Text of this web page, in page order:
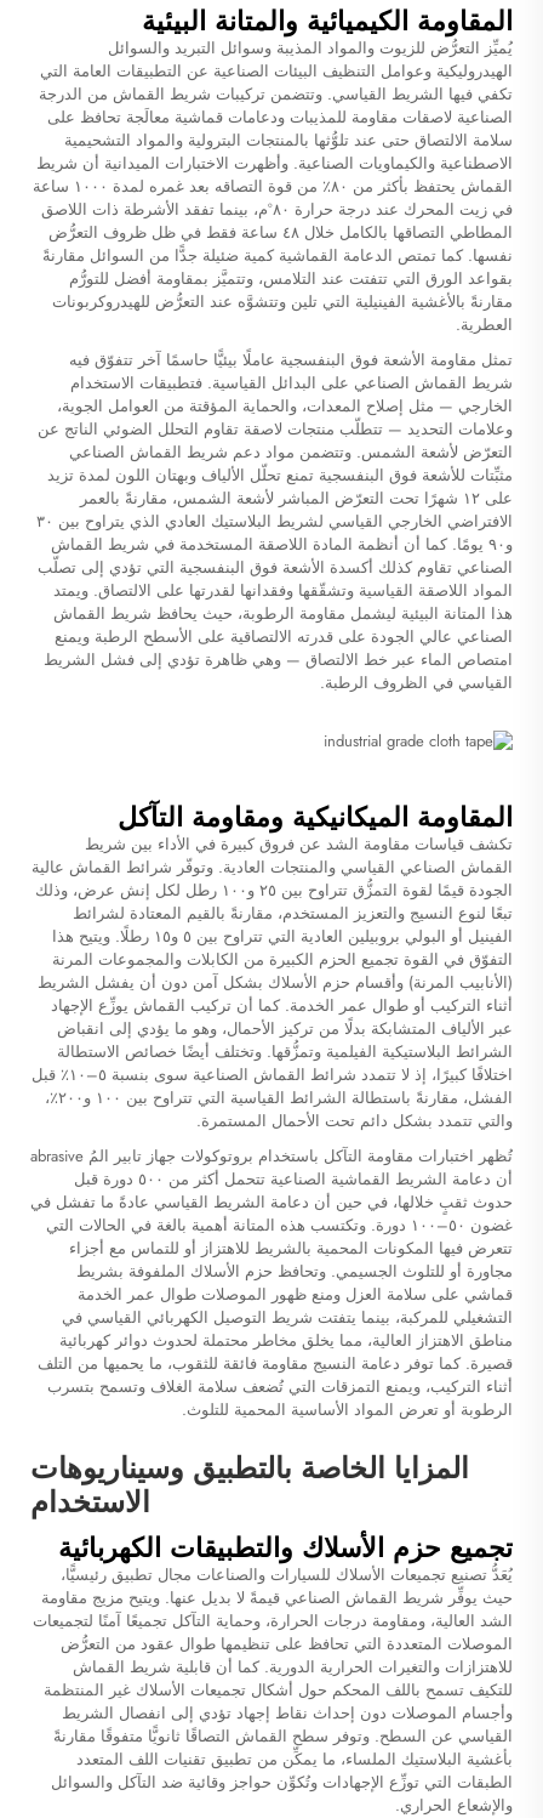
المقاومة الكيميائية والمتانة البيئية
يُميِّز التعرُّض للزيوت والمواد المذيبة وسوائل التبريد والسوائل
الهيدروليكية وعوامل التنظيف البيئات الصناعية عن التطبيقات العامة التي
تكفي فيها الشريط القياسي. وتتضمن تركيبات شريط القماش من الدرجة
الصناعية لاصقات مقاومة للمذيبات ودعامات قماشية معالَجة تحافظ على
سلامة الالتصاق حتى عند تلوُّثها بالمنتجات البترولية والمواد التشحيمية
الاصطناعية والكيماويات الصناعية. وأظهرت الاختبارات الميدانية أن شريط
القماش يحتفظ بأكثر من ٨٠٪ من قوة التصاقه بعد غمره لمدة ١٠٠٠ ساعة
في زيت المحرك عند درجة حرارة ٨٠°م، بينما تفقد الأشرطة ذات اللاصق
المطاطي التصاقها بالكامل خلال ٤٨ ساعة فقط في ظل ظروف التعرُّض
نفسها. كما تمتص الدعامة القماشية كمية ضئيلة جدًّا من السوائل مقارنةً
بقواعد الورق التي تتفتت عند التلامس، وتتميَّز بمقاومة أفضل للتورُّم
مقارنةً بالأغشية الفينيلية التي تلين وتتشوَّه عند التعرُّض للهيدروكربونات
العطرية.
تمثل مقاومة الأشعة فوق البنفسجية عاملًا بيئيًّا حاسمًا آخر تتفوّق فيه
شريط القماش الصناعي على البدائل القياسية. فتطبيقات الاستخدام
الخارجي — مثل إصلاح المعدات، والحماية المؤقتة من العوامل الجوية،
وعلامات التحديد — تتطلّب منتجات لاصقة تقاوم التحلل الضوئي الناتج عن
التعرّض لأشعة الشمس. وتتضمن مواد دعم شريط القماش الصناعي
مثبِّتات للأشعة فوق البنفسجية تمنع تحلّل الألياف وبهتان اللون لمدة تزيد
على ١٢ شهرًا تحت التعرّض المباشر لأشعة الشمس، مقارنةً بالعمر
الافتراضي الخارجي القياسي لشريط البلاستيك العادي الذي يتراوح بين ٣٠
و٩٠ يومًا. كما أن أنظمة المادة اللاصقة المستخدمة في شريط القماش
الصناعي تقاوم كذلك أكسدة الأشعة فوق البنفسجية التي تؤدي إلى تصلّب
المواد اللاصقة القياسية وتشقّقها وفقدانها لقدرتها على الالتصاق. ويمتد
هذا المتانة البيئية ليشمل مقاومة الرطوبة، حيث يحافظ شريط القماش
الصناعي عالي الجودة على قدرته الالتصاقية على الأسطح الرطبة ويمنع
امتصاص الماء عبر خط الالتصاق — وهي ظاهرة تؤدي إلى فشل الشريط
القياسي في الظروف الرطبة.
المقاومة الميكانيكية ومقاومة التآكل
تكشف قياسات مقاومة الشد عن فروق كبيرة في الأداء بين شريط
القماش الصناعي القياسي والمنتجات العادية. وتوفّر شرائط القماش عالية
الجودة قيمًا لقوة التمزُّق تتراوح بين ٢٥ و١٠٠ رطل لكل إنش عرض، وذلك
تبعًا لنوع النسيج والتعزيز المستخدم، مقارنةً بالقيم المعتادة لشرائط
الفينيل أو البولي بروبيلين العادية التي تتراوح بين ٥ و١٥ رطلًا. ويتيح هذا
التفوّق في القوة تجميع الحزم الكبيرة من الكابلات والمجموعات المرنة
(الأنابيب المرنة) وأقسام حزم الأسلاك بشكل آمن دون أن يفشل الشريط
أثناء التركيب أو طوال عمر الخدمة. كما أن تركيب القماش يوزِّع الإجهاد
عبر الألياف المتشابكة بدلًا من تركيز الأحمال، وهو ما يؤدي إلى انقباض
الشرائط البلاستيكية الفيلمية وتمزُّقها. وتختلف أيضًا خصائص الاستطالة
اختلافًا كبيرًا، إذ لا تتمدد شرائط القماش الصناعية سوى بنسبة ٥–١٠٪ قبل
الفشل، مقارنةً باستطالة الشرائط القياسية التي تتراوح بين ١٠٠ و٢٠٠٪،
والتي تتمدد بشكل دائم تحت الأحمال المستمرة.
تُظهر اختبارات مقاومة التآكل باستخدام بروتوكولات جهاز تابير المُ abrasive
أن دعامة الشريط القماشية الصناعية تتحمل أكثر من ٥٠٠ دورة قبل
حدوث ثقبٍ خلالها، في حين أن دعامة الشريط القياسي عادةً ما تفشل في
غضون ٥٠–١٠٠ دورة. وتكتسب هذه المتانة أهمية بالغة في الحالات التي
تتعرض فيها المكونات المحمية بالشريط للاهتزاز أو للتماس مع أجزاء
مجاورة أو للتلوث الجسيمي. وتحافظ حزم الأسلاك الملفوفة بشريط
قماشي على سلامة العزل ومنع ظهور الموصلات طوال عمر الخدمة
التشغيلي للمركبة، بينما يتفتت شريط التوصيل الكهربائي القياسي في
مناطق الاهتزاز العالية، مما يخلق مخاطر محتملة لحدوث دوائر كهربائية
قصيرة. كما توفر دعامة النسيج مقاومة فائقة للثقوب، ما يحميها من التلف
أثناء التركيب، ويمنع التمزقات التي تُضعف سلامة الغلاف وتسمح بتسرب
الرطوبة أو تعرض المواد الأساسية المحمية للتلوث.
المزايا الخاصة بالتطبيق وسيناريوهات
الاستخدام
تجميع حزم الأسلاك والتطبيقات الكهربائية
يُعَدُّ تصنيع تجميعات الأسلاك للسيارات والصناعات مجال تطبيق رئيسيًّا،
حيث يوفِّر شريط القماش الصناعي قيمةً لا بديل عنها. ويتيح مزيج مقاومة
الشد العالية، ومقاومة درجات الحرارة، وحماية التآكل تجميعًا آمنًا لتجميعات
الموصلات المتعددة التي تحافظ على تنظيمها طوال عقود من التعرُّض
للاهتزازات والتغيرات الحرارية الدورية. كما أن قابلية شريط القماش
للتكيف تسمح باللف المحكم حول أشكال تجميعات الأسلاك غير المنتظمة
وأجسام الموصلات دون إحداث نقاط إجهاد تؤدي إلى انفصال الشريط
القياسي عن السطح. وتوفر سطح القماش التصاقًا ثانويًّا متفوقًا مقارنةً
بأغشية البلاستيك الملساء، ما يمكِّن من تطبيق تقنيات اللف المتعدد
الطبقات التي توزِّع الإجهادات وتُكوِّن حواجز وقائية ضد التآكل والسوائل
والإشعاع الحراري.